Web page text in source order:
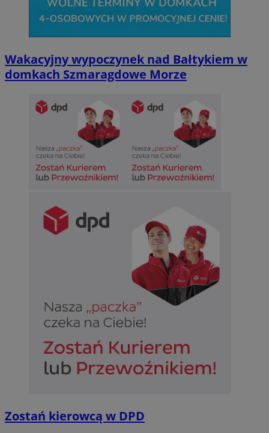
Wakacyjny wypoczynek nad Bałtykiem w
domkach Szmaragdowe Morze
Zostań kierowcą w DPD